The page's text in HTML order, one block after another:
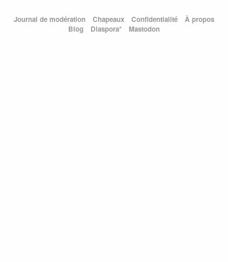
Journal de modération Chapeaux Confidentialité
À propos
Blog
Diaspora* Mastodon